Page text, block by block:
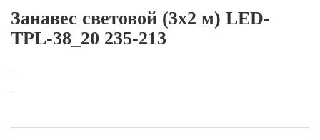
Занавес световой (3x2 м) LED-
TPL-38_20 235-213